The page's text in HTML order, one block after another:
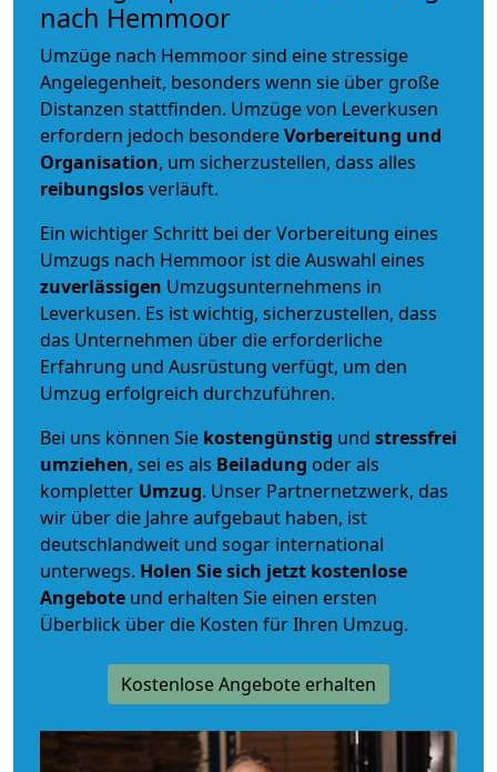
nach Hemmoor
Umzüge nach Hemmoor sind eine stressige
Angelegenheit, besonders wenn sie über große
Distanzen stattfinden. Umzüge von Leverkusen
erfordern jedoch besondereVorbereitung und
Organisation, um sicherzustellen, dass alles
reibungslosverläuft.
Ein wichtiger Schritt bei der Vorbereitung eines
Umzugs nach Hemmoor ist die Auswahl eines
zuverlässigen Umzugsunternehmens in
Leverkusen. Es ist wichtig, sicherzustellen, dass
das Unternehmen über die erforderliche
Erfahrung und Ausrüstung verfügt, um den
Umzug erfolgreich durchzuführen.
Bei uns können Sie kostengünstig und stressfrei
umziehen, sei es als Beiladung oder als
kompletter Umzug. Unser Partnernetzwerk, das
wir über die Jahre aufgebaut haben, ist
deutschlandweit und sogar international
unterwegs. Holen Sie sich jetzt kostenlose
Angebote und erhalten Sie einen ersten
Überblick über die Kosten für Ihren Umzug.
Kostenlose Angebote erhalten